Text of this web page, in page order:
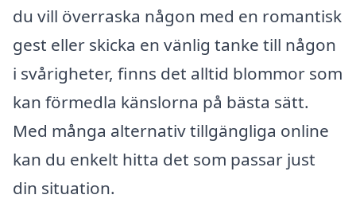
du vill överraska någon med en romantisk
gest eller skicka en vänlig tanke till någon
i svårigheter, finns det alltid blommor som
kan förmedla känslorna på bästa sätt.
Med många alternativ tillgängliga online
kan du enkelt hitta det som passar just
din situation.